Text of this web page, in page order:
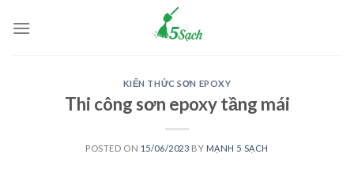
KIẾN THỨC SƠN EPOXY
Thi công sơn epoxy tầng mái
POSTED ON 15/06/2023 BY MẠNH 5 SẠCH